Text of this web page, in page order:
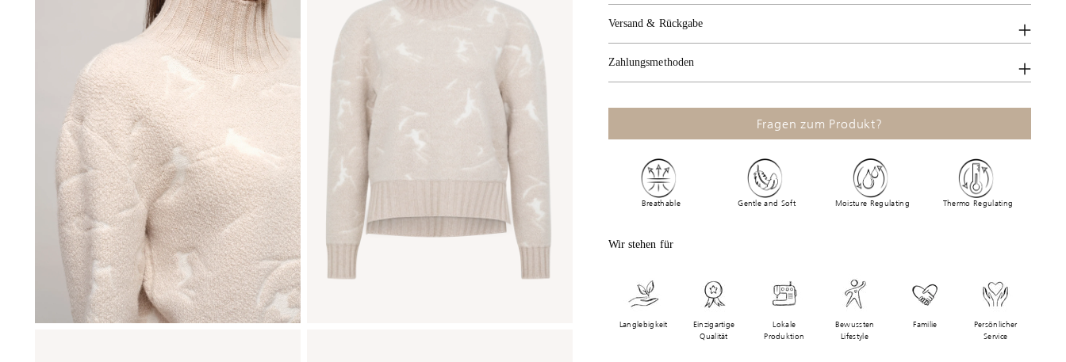
Versand & Rückgabe
Zahlungsmethoden
Fragen zum Produkt?
Breathable Gentle and Soft Moisture Regulating Thermo Regulating
Wir stehen für
Langlebigkeit
Einzigartige
Qualität
Lokale
Produktion
Bewussten
Lifestyle
Familie
Persönlicher
Service